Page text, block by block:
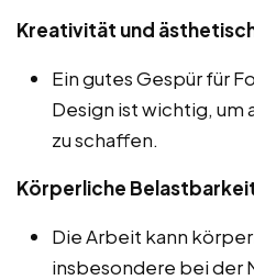
Kreativität und
Ein gutes Gespür für
Design ist wichtig,
zu schaffen.
Körperliche
Die Arbeit kann
insbesondere bei der